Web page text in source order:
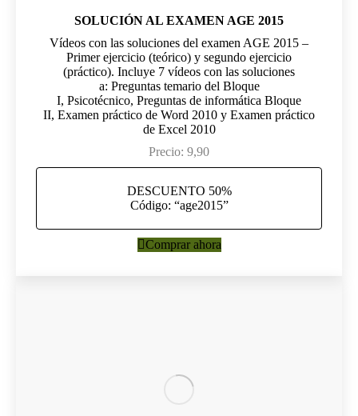
SOLUCIÓN AL EXAMEN AGE 2015
Vídeos con las soluciones del examen AGE 2015 –
Primer ejercicio (teórico) y segundo ejercicio
(práctico). Incluye 7 vídeos con las soluciones
a: Preguntas temario del Bloque
I, Psicotécnico, Preguntas de informática Bloque
II, Examen práctico de Word 2010 y Examen práctico
de Excel 2010
Precio: 9,90
DESCUENTO 50%
Código: “age2015”
Comprar ahora